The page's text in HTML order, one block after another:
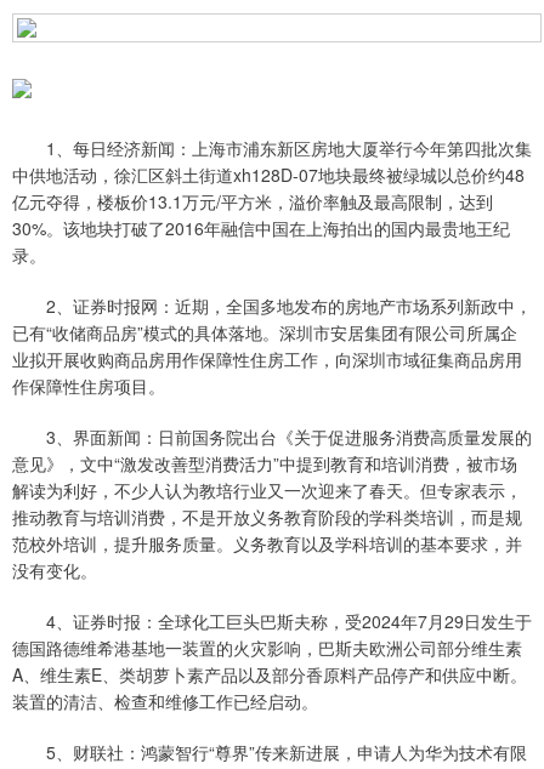
1、每日经济新闻：上海市浦东新区房地大厦举行今年第四批次集
中供地活动，徐汇区斜土街道xh128D-07地块最终被绿城以总价约48
亿元夺得，楼板价13.1万元/平方米，溢价率触及最高限制，达到
30%。该地块打破了2016年融信中国在上海拍出的国内最贵地王纪
录。
2、证券时报网：近期，全国多地发布的房地产市场系列新政中，
已有“收储商品房”模式的具体落地。深圳市安居集团有限公司所属企
业拟开展收购商品房用作保障性住房工作，向深圳市域征集商品房用
作保障性住房项目。
3、界面新闻：日前国务院出台《关于促进服务消费高质量发展的
意见》，文中“激发改善型消费活力”中提到教育和培训消费，被市场
解读为利好，不少人认为教培行业又一次迎来了春天。但专家表示，
推动教育与培训消费，不是开放义务教育阶段的学科类培训，而是规
范校外培训，提升服务质量。义务教育以及学科培训的基本要求，并
没有变化。
4、证券时报：全球化工巨头巴斯夫称，受2024年7月29日发生于
德国路德维希港基地一装置的火灾影响，巴斯夫欧洲公司部分维生素
A、维生素E、类胡萝卜素产品以及部分香原料产品停产和供应中断。
装置的清洁、检查和维修工作已经启动。
5、财联社：鸿蒙智行“尊界”传来新进展，申请人为华为技术有限